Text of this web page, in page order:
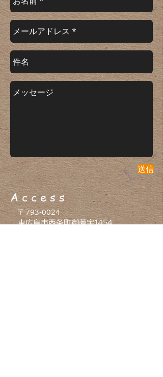
A c c e s s
〒793-0024
​東広島市西条町御薗宇1454
送信